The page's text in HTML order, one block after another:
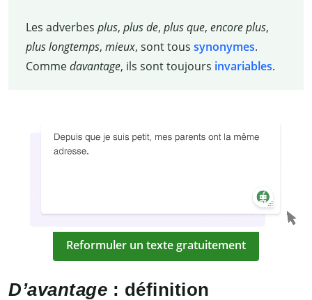
Les adverbes plus, plus de, plus que, encore plus,
plus longtemps, mieux, sont tous synonymes.
Commedavantage, ils sont toujours invariables.
Reformuler un texte gratuitement
D’avantage : définition